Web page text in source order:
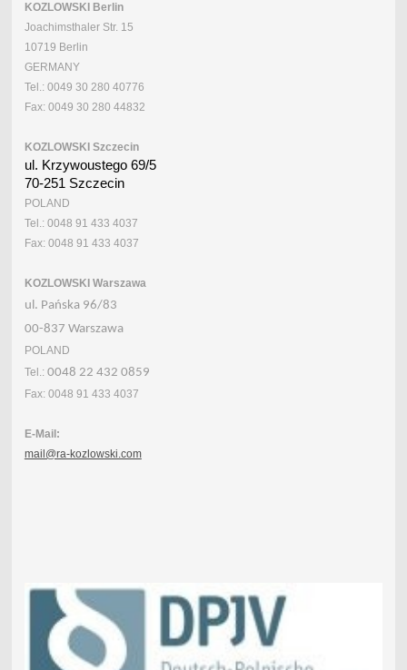
KOZLOWSKI Berlin
Joachimsthaler Str. 15
10719 Berlin
GERMANY
Tel.: 0049 30 280 40776
Fax: 0049 30 280 44832
KOZLOWSKI Szczecin
ul. Krzywoustego 69/5
70-251 Szczecin
POLAND
Tel.: 0048 91 433 4037
Fax: 0048 91 433 4037
KOZLOWSKI Warszawa
ul. Pańska 96/83
00-837 Warszawa
POLAND
Tel.: 0048 22 432 0859
Fax: 0048 91 433 4037
E-Mail:
mail@ra-kozlowski.com